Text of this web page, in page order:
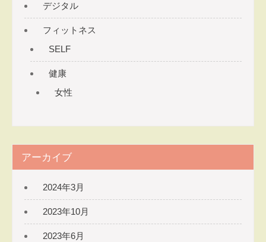
デジタル
フィットネス
SELF
健康
女性
アーカイブ
2024年3月
2023年10月
2023年6月